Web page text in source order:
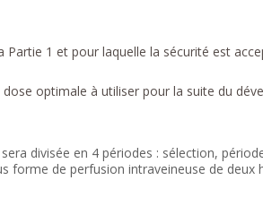
Partie 1 et pour laquelle la sécurité est
optimale à utiliser pour la suite du
divisée en 4 périodes : sélection,
forme de perfusion intraveineuse de deux